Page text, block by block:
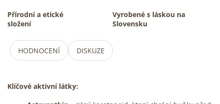
Přírodní a etické
složení
Vyrobené s láskou na
Slovensku
HODNOCENÍ DISKUZE
Klíčové aktivní látky: